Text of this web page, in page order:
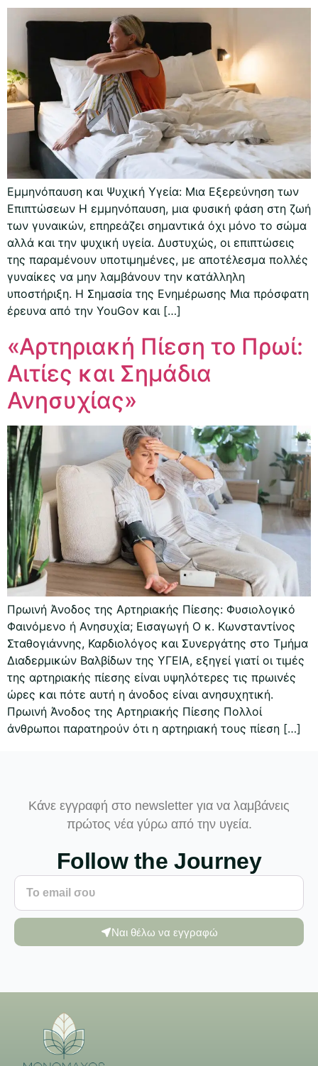
Εμμηνόπαυση και Ψυχική Υγεία: Μια Εξερεύνηση των
Επιπτώσεων Η εμμηνόπαυση, μια φυσική φάση στη ζωή
των γυναικών, επηρεάζει σημαντικά όχι μόνο το σώμα
αλλά και την ψυχική υγεία. Δυστυχώς, οι επιπτώσεις
της παραμένουν υποτιμημένες, με αποτέλεσμα πολλές
γυναίκες να μην λαμβάνουν την κατάλληλη
υποστήριξη. Η Σημασία της Ενημέρωσης Μια πρόσφατη
έρευνα από την YouGov και […]
«Αρτηριακή Πίεση το Πρωί:
Αιτίες και Σημάδια
Ανησυχίας»
Πρωινή Άνοδος της Αρτηριακής Πίεσης: Φυσιολογικό
Φαινόμενο ή Ανησυχία; Εισαγωγή Ο κ. Κωνσταντίνος
Σταθογιάννης, Καρδιολόγος και Συνεργάτης στο Τμήμα
Διαδερμικών Βαλβίδων της ΥΓΕΙΑ, εξηγεί γιατί οι τιμές
της αρτηριακής πίεσης είναι υψηλότερες τις πρωινές
ώρες και πότε αυτή η άνοδος είναι ανησυχητική.
Πρωινή Άνοδος της Αρτηριακής Πίεσης Πολλοί
άνθρωποι παρατηρούν ότι η αρτηριακή τους πίεση […]
Κάνε εγγραφή στο newsletter για να λαμβάνεις
πρώτος νέα γύρω από την υγεία.
Follow the Journey
Ναι θέλω να εγγραφώ